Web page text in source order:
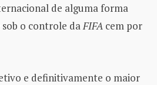
de alguma forma
o controle daFIFA cem por
e definitivamente o maior